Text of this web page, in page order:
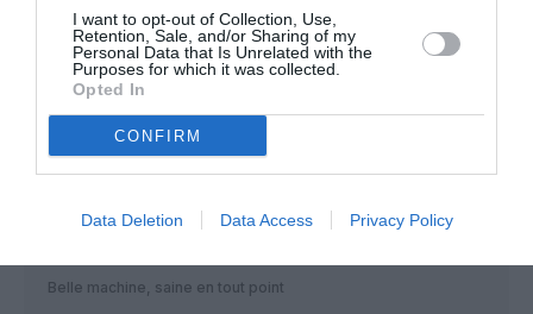
I want to opt-out of Collection, Use,
Retention, Sale, and/or Sharing of my
Personal Data that Is Unrelated with the
Purposes for which it was collected.
Opted In
CONFIRM
Data Deletion Data Access Privacy Policy
Everett…
Modestement dit, il y a ceux qui ont eu la chance ou
Belle machine, saine en tout point